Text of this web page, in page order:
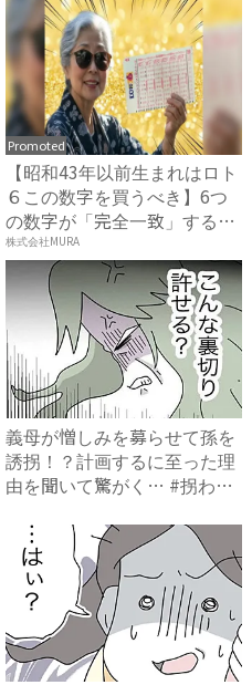
Promoted
【昭和43年以前生まれはロト
６この数字を買うべき】6つ
の数字が「完全一致」する
方...
株式会社MURA
義母が憎しみを募らせて孫を
誘拐！？計画するに至った理
由を聞いて驚がく… #拐わ